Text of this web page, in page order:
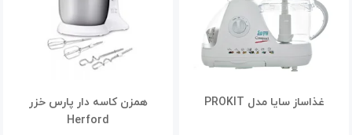
غذاساز سایا مدل PROKIT
همزن کاسه دار پارس خزر
Herford